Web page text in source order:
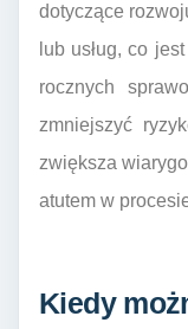
dotyczące
lub usług, co
rocznych
zmniejszyć
zwiększa
atutem w
Kiedy